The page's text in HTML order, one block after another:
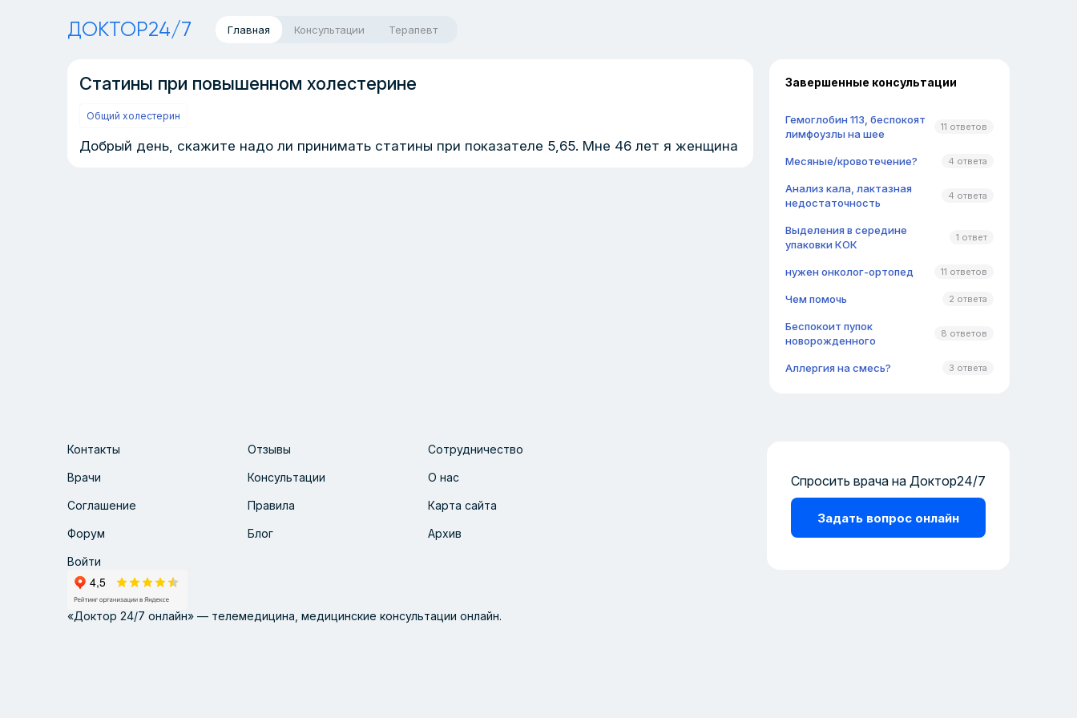
ДОКТОР24/7 Главная Консультации Терапевт
Статины при повышенном холестерине
Общий холестерин
Добрый день, скажите надо ли принимать статины при показателе 5,65. Мне 46 лет я женщина
Завершенные консультации
Гемоглобин 113, беспокоят
лимфоузлы на шее
11 ответов
Месяные/кровотечение? 4 ответа
Анализ кала, лактазная
недостаточность
4 ответа
Выделения в середине
упаковки КОК
1 ответ
нужен онколог-ортопед 11 ответов
Чем помочь 2 ответа
Беспокоит пупок
новорожденного
8 ответов
Аллергия на смесь? 3 ответа
Контакты Отзывы Сотрудничество
Врачи Консультации О нас
Соглашение Правила Карта сайта
Форум Блог Архив
Войти
Спросить врача на Доктор24/7
Задать вопрос онлайн
«Доктор 24/7 онлайн» — телемедицина, медицинские консультации онлайн.